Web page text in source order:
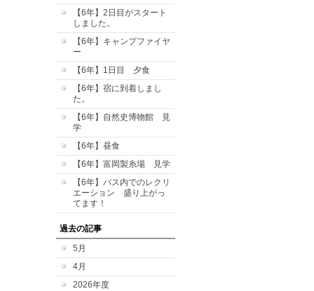
【6年】2日目がスタート
しました。
【6年】キャンプファイヤ
ー
【6年】1日目 夕食
【6年】宿に到着しまし
た。
【6年】自然史博物館 見
学
【6年】昼食
【6年】富岡製糸場 見学
【6年】バス内でのレクリ
エーション 盛り上がっ
てます！
過去の記事
5月
4月
2026年度